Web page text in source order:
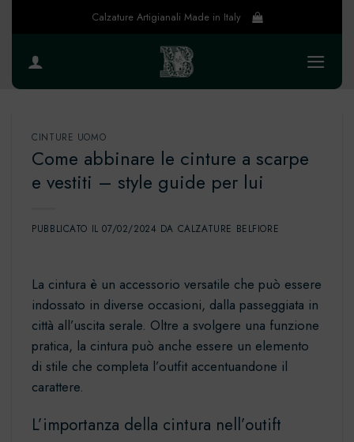
Calzature Artigianali Made in Italy
CINTURE UOMO
Come abbinare le cinture a scarpe
e vestiti – style guide per lui
PUBBLICATO IL07/02/2024 DA CALZATURE BELFIORE
La cintura è un accessorio versatile che può essere
indossato in diverse occasioni, dalla passeggiata in
città all’uscita serale. Oltre a svolgere una funzione
pratica, la cintura può anche essere un elemento
di stile che completa l’outfit accentuandone il
carattere.
L’importanza della cintura nell’outift